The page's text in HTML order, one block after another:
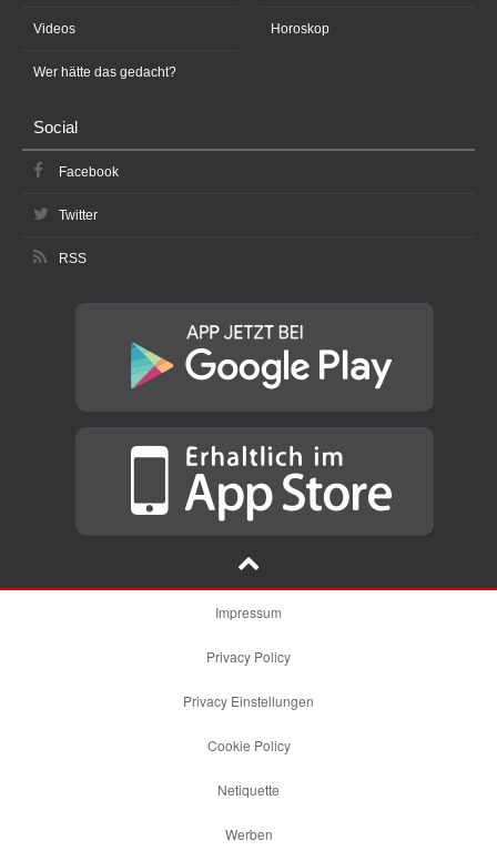
Videos
Wer hätte das gedacht?
Horoskop
Social
Facebook
Twitter
RSS
Impressum
Privacy Policy
Privacy Einstellungen
Cookie Policy
Netiquette
Werben